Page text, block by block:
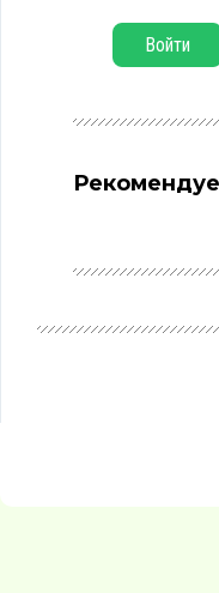
Войти